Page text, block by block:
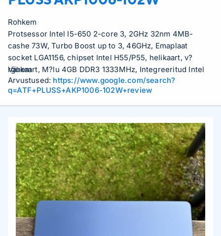
Rohkem
Protsessor Intel I5-650 2-core 3, 2GHz 32nm 4MB-
cashe 73W, Turbo Boost up to 3, 46GHz, Emaplaat
socket LGA1156, chipset Intel H55/P55, helikaart, v?
rgukaart, M?lu 4GB DDR3 1333MHz, Integreeritud Intel
HD Graphics, K?vaketas 500GB 7200rpm SATA, DVD-
kirjutaja, Arvutikorpus ATX, 400W, Operatsioonis?steem
Windows 7 Home Premium, OpenOffice tarkvara
programm, esitluste koostamise programm jne..),
Antiviirus Eset NOD32 1 aasta litsents
Vähem
Arvustused: https://www.google.com/search?
q=ATF+PLUSS+AKP1006-102W+review